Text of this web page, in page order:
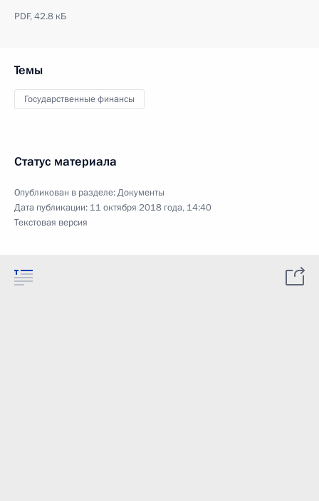
PDF,42.8 кБ
Темы
Государственные финансы
Статус материала
Опубликован в разделе:Документы
Дата публикации: 11 октября 2018 года, 14:40
Текстовая версия